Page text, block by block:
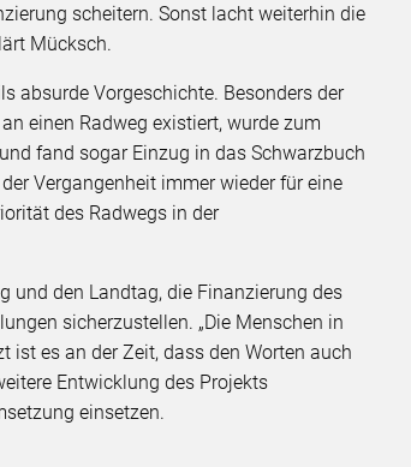
scheitern. Sonst lacht weiterhin die
Mücksch.
absurde Vorgeschichte. Besonders der
einen Radweg existiert, wurde zum
fand sogar Einzug in das Schwarzbuch
Vergangenheit immer wieder für eine
des Radwegs in der
und den Landtag, die Finanzierung des
sicherzustellen. „Die Menschen in
ist es an der Zeit, dass den Worten auch
Entwicklung des Projekts
einsetzen.